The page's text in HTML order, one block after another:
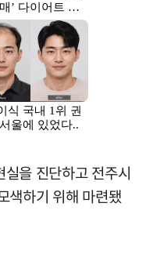
을 진단하고 전주시
색하기 위해 마련됐